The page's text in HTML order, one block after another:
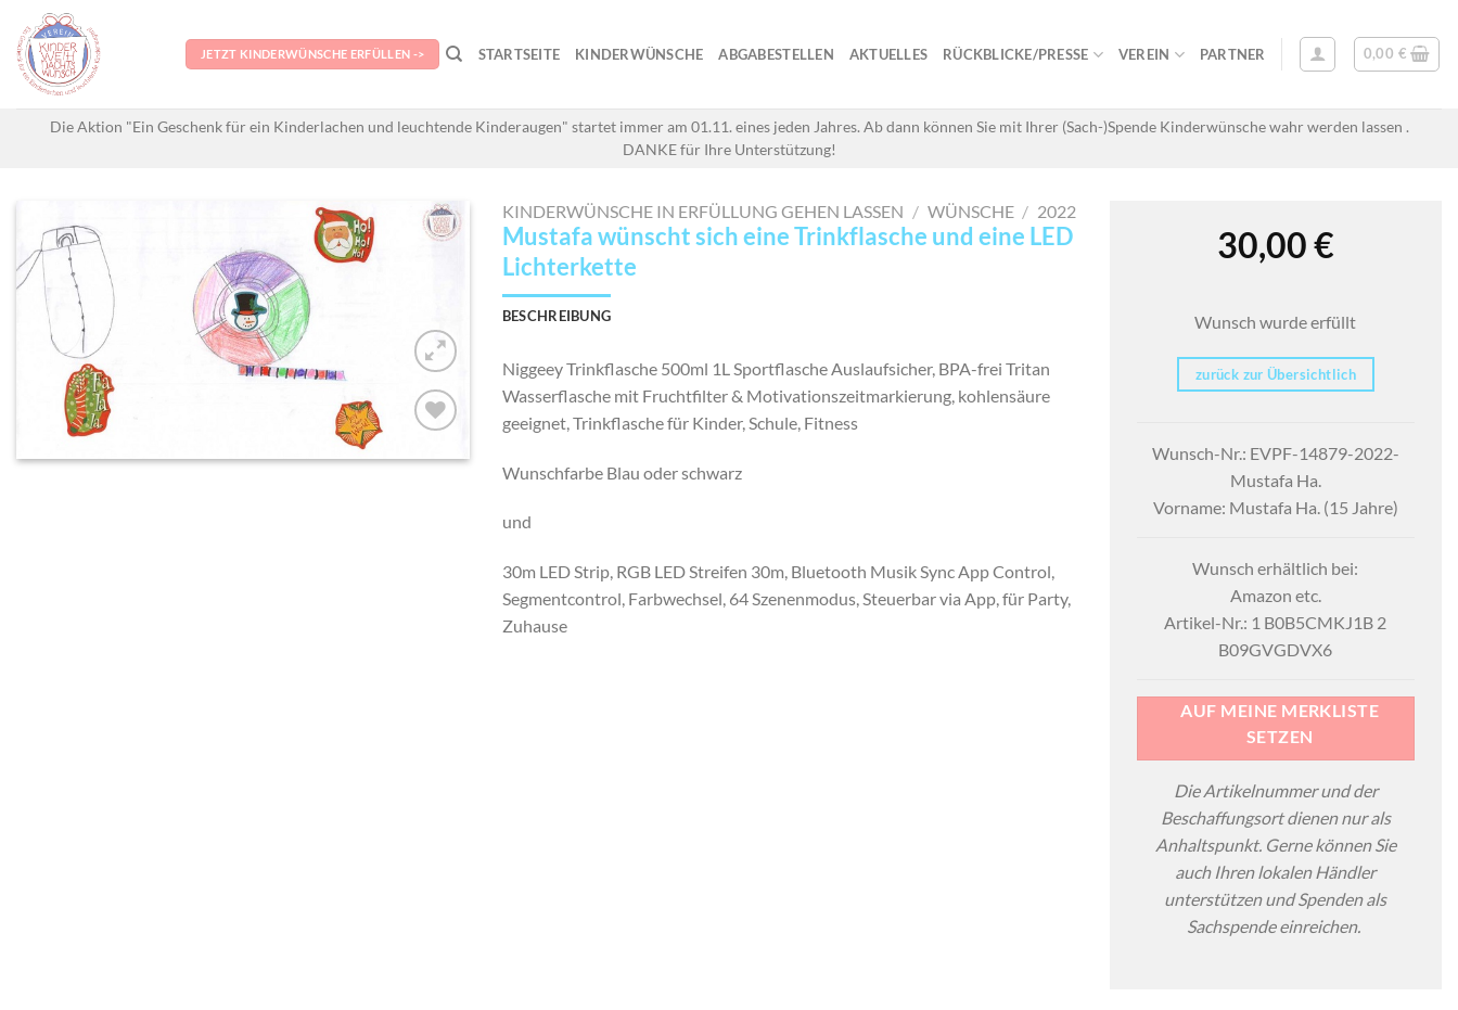
content
JETZT KINDERWÜNSCHE ERFÜLLEN -> STARTSEITE KINDERWÜNSCHE ABGABESTELLEN AKTUELLES RÜCKBLICKE/PRESSE VEREIN PARTNER 0,00 €
Die Aktion "Ein Geschenk für ein Kinderlachen und leuchtende Kinderaugen" startet immer am 01.11. eines jeden Jahres. Ab dann können Sie mit Ihrer (Sach-)Spende Kinderwünsche wahr werden lassen .
DANKE für Ihre Unterstützung!
AUF MEINE
KINDERWÜNSCHE IN ERFÜLLUNG GEHEN LASSEN / WÜNSCHE / 2022
Mustafa wünscht sich eine Trinkflasche und eine LED
Lichterkette
BESCHREIBUNG
Niggeey Trinkflasche 500ml 1L Sportflasche Auslaufsicher, BPA-frei Tritan
Wasserflasche mit Fruchtfilter & Motivationszeitmarkierung, kohlensäure
geeignet, Trinkflasche für Kinder, Schule, Fitness
Wunschfarbe Blau oder schwarz
und
30m LED Strip, RGB LED Streifen 30m, Bluetooth Musik Sync App Control,
Segmentcontrol, Farbwechsel, 64 Szenenmodus, Steuerbar via App, für Party,
Zuhause
30,00€
Wunsch wurde erfüllt
zurück zur Übersichtlich
Wunsch-Nr.: EVPF-14879-2022-
Mustafa Ha.
Vorname: Mustafa Ha. (15 Jahre)
Wunsch erhältlich bei:
Amazon etc.
Artikel-Nr.: 1 B0B5CMKJ1B 2
B09GVGDVX6
AUF MEINE MERKLISTE
SETZEN
Die Artikelnummer und der
Beschaffungsort dienen nur als
Anhaltspunkt. Gerne können Sie
auch Ihren lokalen Händler
unterstützen und Spenden als
Sachspende einreichen.